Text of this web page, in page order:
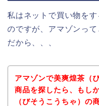
私はネットで買い物を
のですが、アマゾンって
だから、、、
アマゾンで美爽煌茶（
商品を探したら、もし
（びそうこうちゃ）の